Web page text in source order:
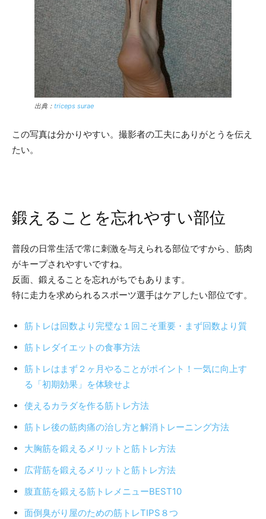
出典： triceps surae
この写真は分かりやすい。撮影者の工夫にありがとうを伝え
たい。
鍛えることを忘れやすい部位
普段の日常生活で常に刺激を与えられる部位ですから、筋肉
がキープされやすいですね。
反面、鍛えることを忘れがちでもあります。
特に走力を求められるスポーツ選手はケアしたい部位です。
筋トレは回数より完璧な１回こそ重要・まず回数より質
筋トレダイエットの食事方法
筋トレはまず２ヶ月やることがポイント！一気に向上す
る「初期効果」を体験せよ
使えるカラダを作る筋トレ方法
筋トレ後の筋肉痛の治し方と解消トレーニング方法
大胸筋を鍛えるメリットと筋トレ方法
広背筋を鍛えるメリットと筋トレ方法
腹直筋を鍛える筋トレメニューBEST10
面倒臭がり屋のための筋トレTIPS８つ